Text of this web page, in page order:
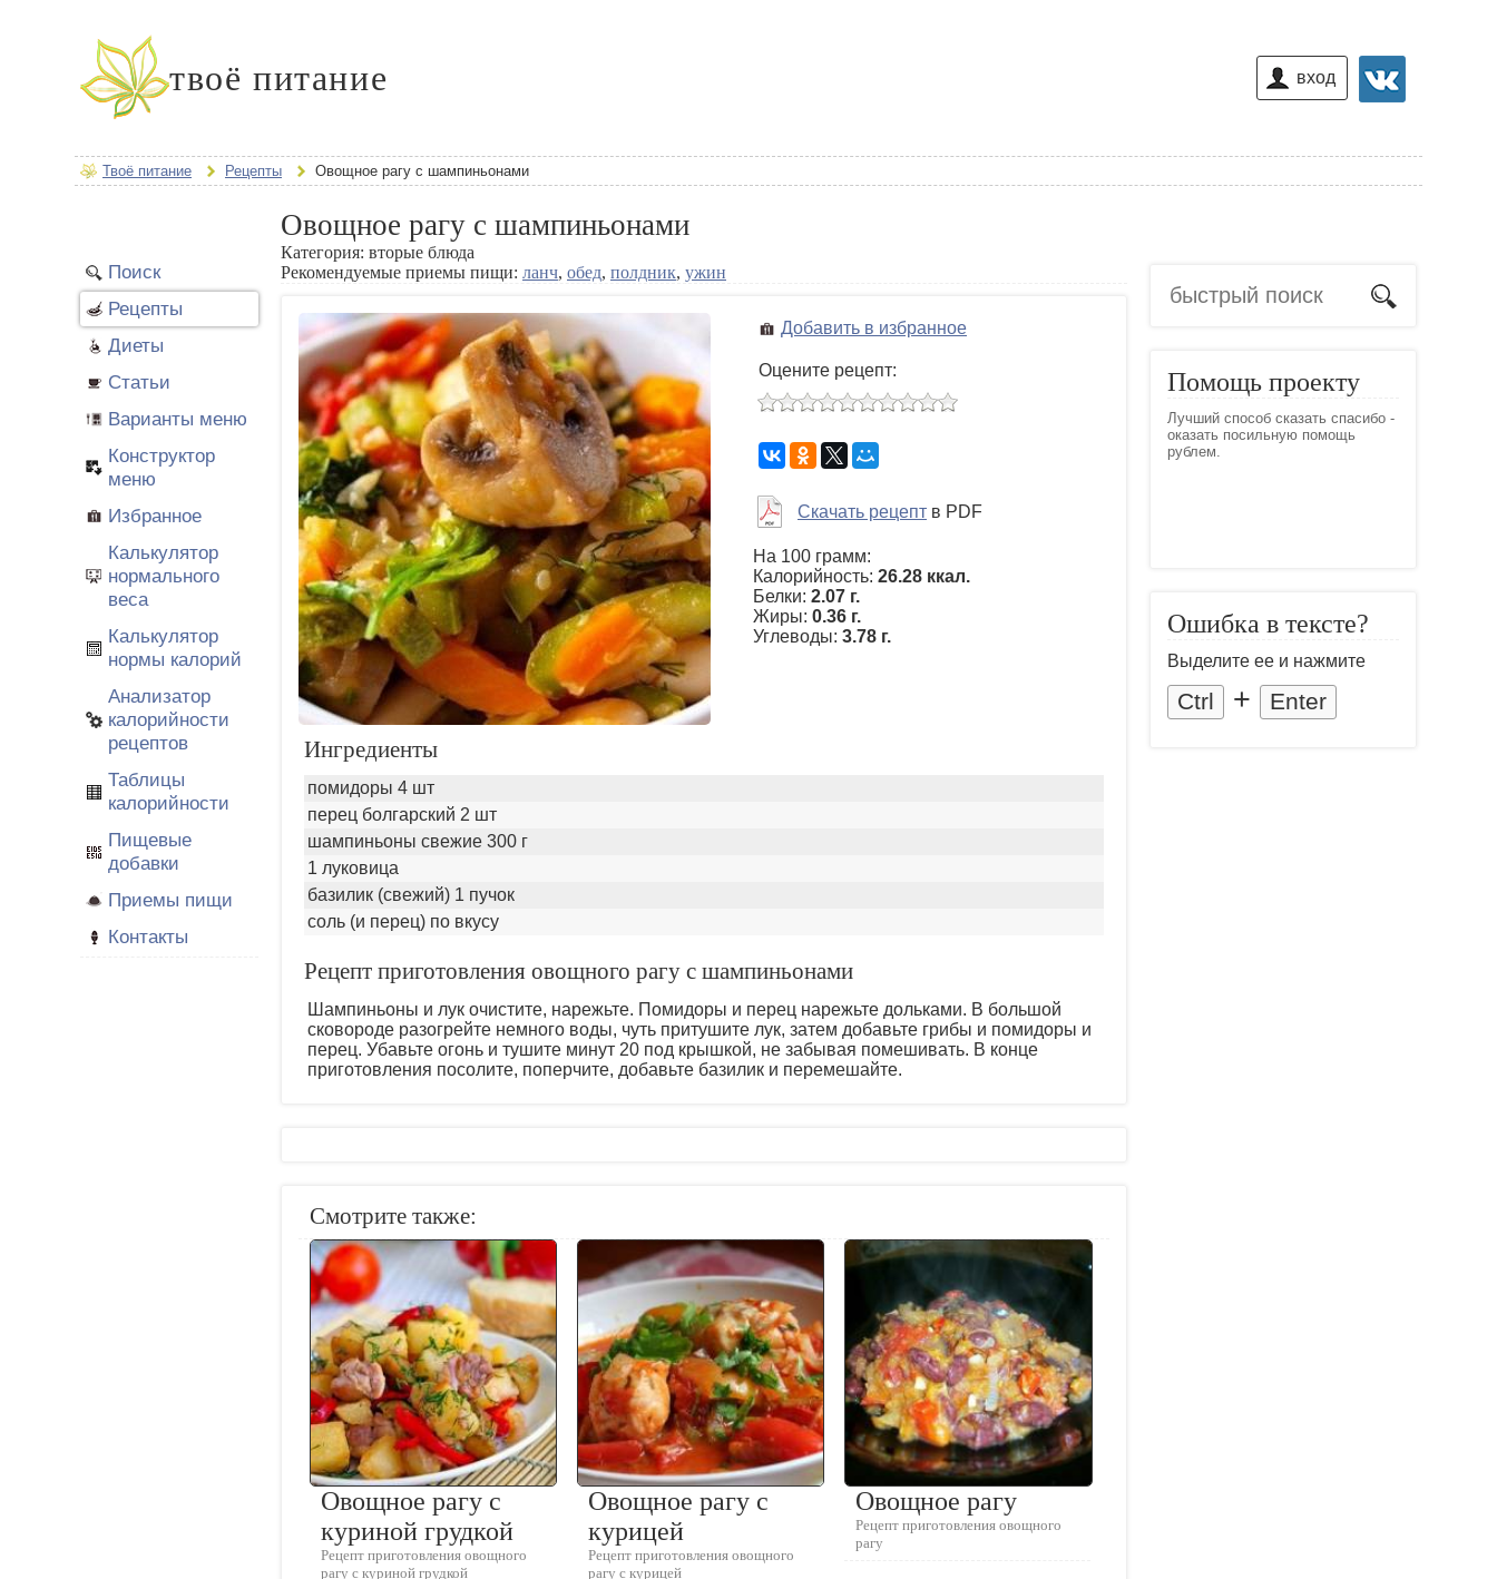
твоё питание вход
Твоё питание Рецепты Овощное рагу с шампиньонами
Поиск
Рецепты
Диеты
Статьи
Варианты меню
Конструктор
меню
Избранное
Калькулятор
нормального
веса
Калькулятор
нормы калорий
Анализатор
калорийности
рецептов
Таблицы
калорийности
Пищевые
добавки
Приемы пищи
Контакты
Овощное рагу с шампиньонами
Категория: вторые блюда
Рекомендуемые приемы пищи: ланч, обед, полдник, ужин
Добавить в избранное
Оцените рецепт:
Скачать рецепт в PDF
На 100 грамм:
Калорийность: 26.28 ккал.
Белки: 2.07 г.
Жиры: 0.36 г.
Углеводы: 3.78 г.
Ингредиенты
помидоры 4 шт
перец болгарский 2 шт
шампиньоны свежие 300 г
1 луковица
базилик (свежий) 1 пучок
соль (и перец) по вкусу
Рецепт приготовления овощного рагу с шампиньонами
Шампиньоны и лук очистите, нарежьте. Помидоры и перец нарежьте дольками. В большой
сковороде разогрейте немного воды, чуть притушите лук, затем добавьте грибы и помидоры и
перец. Убавьте огонь и тушите минут 20 под крышкой, не забывая помешивать. В конце
приготовления посолите, поперчите, добавьте базилик и перемешайте.
Смотрите также:
Овощное рагу с
куриной грудкой
Рецепт приготовления овощного
рагу с куриной грудкой
Овощное рагу с
курицей
Рецепт приготовления овощного
рагу с курицей
Овощное рагу
Рецепт приготовления овощного
рагу
Помощь проекту
Лучший способ сказать спасибо -
оказать посильную помощь
рублем.
Ошибка в тексте?
Выделите ее и нажмите
Ctrl + Enter